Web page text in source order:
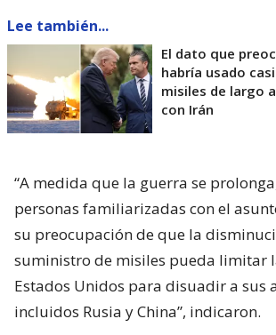
Lee también...
El dato que
habría usado
misiles de largo
con Irán
“A medida que la guerra se
personas familiarizadas con el
su preocupación de que la
suministro de misiles pueda limitar
Estados Unidos para disuadir a sus
incluidos Rusia y China”, indicaron.